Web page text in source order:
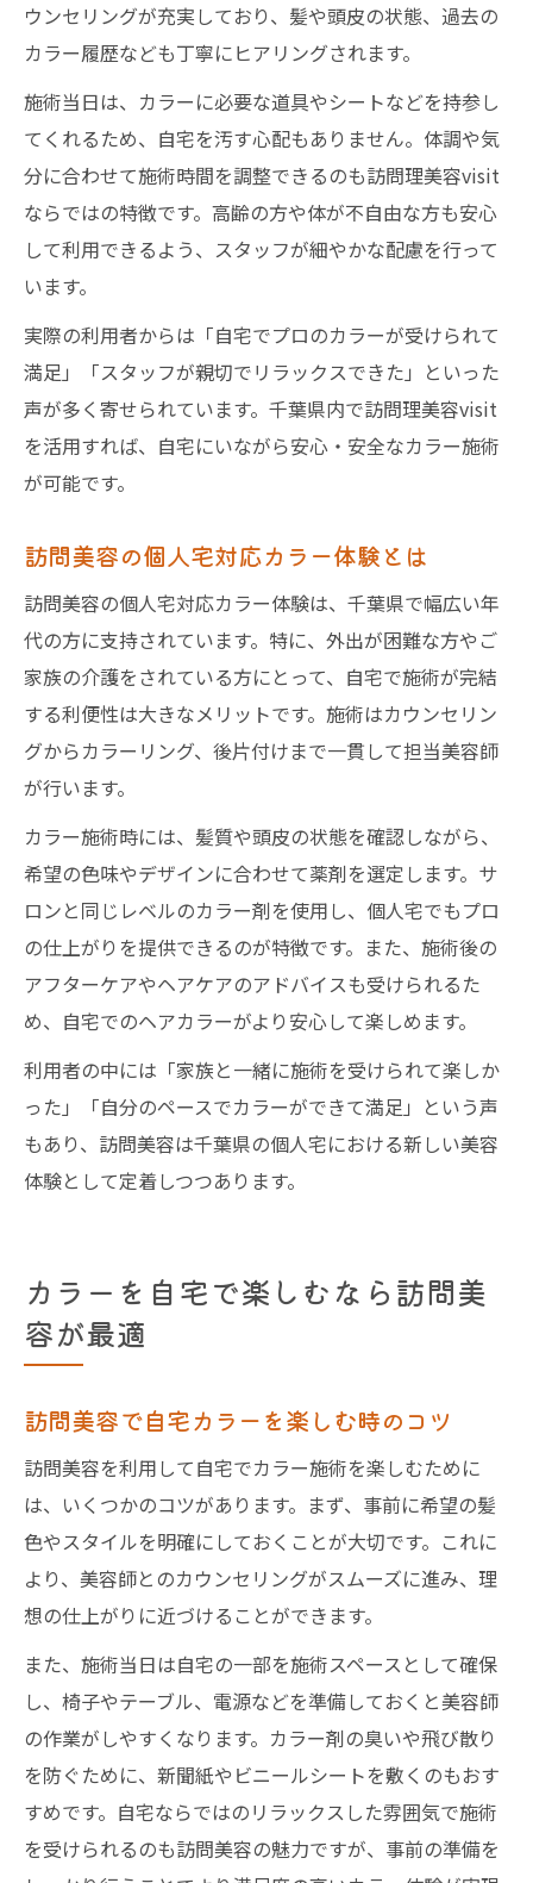
ウンセリングが充実しており、髪や頭皮の状態、過去の
カラー履歴なども丁寧にヒアリングされます。
施術当日は、カラーに必要な道具やシートなどを持参し
てくれるため、自宅を汚す心配もありません。体調や気
分に合わせて施術時間を調整できるのも訪問理美容visit
ならではの特徴です。高齢の方や体が不自由な方も安心
して利用できるよう、スタッフが細やかな配慮を行って
います。
実際の利用者からは「自宅でプロのカラーが受けられて
満足」「スタッフが親切でリラックスできた」といった
声が多く寄せられています。千葉県内で訪問理美容visit
を活用すれば、自宅にいながら安心・安全なカラー施術
が可能です。
訪問美容の個人宅対応カラー体験とは
訪問美容の個人宅対応カラー体験は、千葉県で幅広い年
代の方に支持されています。特に、外出が困難な方やご
家族の介護をされている方にとって、自宅で施術が完結
する利便性は大きなメリットです。施術はカウンセリン
グからカラーリング、後片付けまで一貫して担当美容師
が行います。
カラー施術時には、髪質や頭皮の状態を確認しながら、
希望の色味やデザインに合わせて薬剤を選定します。サ
ロンと同じレベルのカラー剤を使用し、個人宅でもプロ
の仕上がりを提供できるのが特徴です。また、施術後の
アフターケアやヘアケアのアドバイスも受けられるた
め、自宅でのヘアカラーがより安心して楽しめます。
利用者の中には「家族と一緒に施術を受けられて楽しか
った」「自分のペースでカラーができて満足」という声
もあり、訪問美容は千葉県の個人宅における新しい美容
体験として定着しつつあります。
カラーを自宅で楽しむなら訪問美
容が最適
訪問美容で自宅カラーを楽しむ時のコツ
訪問美容を利用して自宅でカラー施術を楽しむために
は、いくつかのコツがあります。まず、事前に希望の髪
色やスタイルを明確にしておくことが大切です。これに
より、美容師とのカウンセリングがスムーズに進み、理
想の仕上がりに近づけることができます。
また、施術当日は自宅の一部を施術スペースとして確保
し、椅子やテーブル、電源などを準備しておくと美容師
の作業がしやすくなります。カラー剤の臭いや飛び散り
を防ぐために、新聞紙やビニールシートを敷くのもおす
すめです。自宅ならではのリラックスした雰囲気で施術
を受けられるのも訪問美容の魅力ですが、事前の準備を